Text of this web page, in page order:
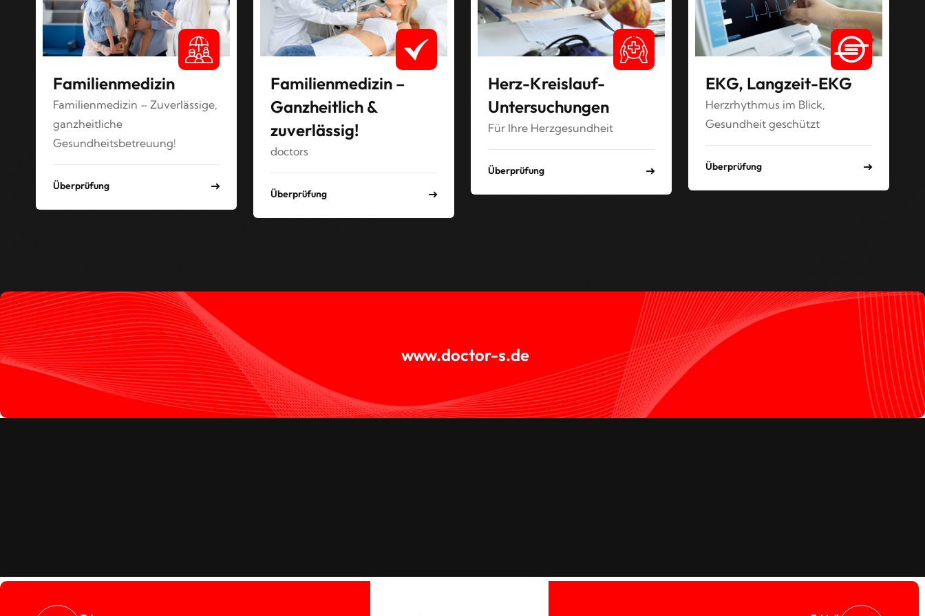
Familienmedizin
Familienmedizin – Zuverlässige,
ganzheitliche
Gesundheitsbetreuung!
Überprüfung
Familienmedizin –
Ganzheitlich &
zuverlässig!
doctors
Überprüfung
Herz-Kreislauf-
Untersuchungen
Für Ihre Herzgesundheit
Überprüfung
EKG, Langzeit-EKG
Herzrhythmus im Blick,
Gesundheit geschützt
Überprüfung
www.doctor-s.de